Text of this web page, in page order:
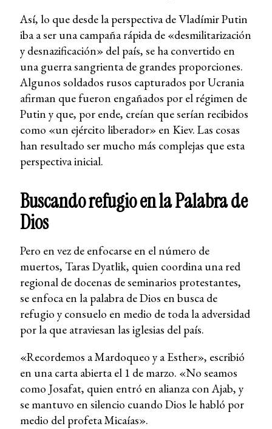
Así, lo que desde la perspectiva de Vladímir Putin
iba a ser una campaña rápida de «desmilitarización
y desnazificación» del país, se ha convertido en
una guerra sangrienta de grandes proporciones.
Algunos soldados rusos capturados por Ucrania
afirman que fueron engañados por el régimen de
Putin y que, por ende, creían que serían recibidos
como «un ejército liberador» en Kiev. Las cosas
han resultado ser mucho más complejas que esta
perspectiva inicial.
Buscando refugio en la Palabra de
Dios
Pero en vez de enfocarse en el número de
muertos, Taras Dyatlik, quien coordina una red
regional de docenas de seminarios protestantes,
se enfoca en la palabra de Dios en busca de
refugio y consuelo en medio de toda la adversidad
por la que atraviesan las iglesias del país.
«Recordemos a Mardoqueo y a Esther», escribió
en una carta abierta el 1 de marzo. «No seamos
como Josafat, quien entró en alianza con Ajab, y
se mantuvo en silencio cuando Dios le habló por
medio del profeta Micaías».